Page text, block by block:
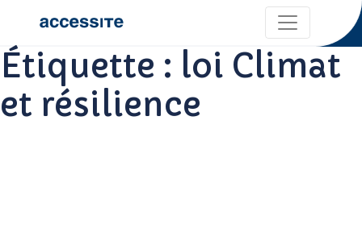
Étiquette : loi Climat
et résilience